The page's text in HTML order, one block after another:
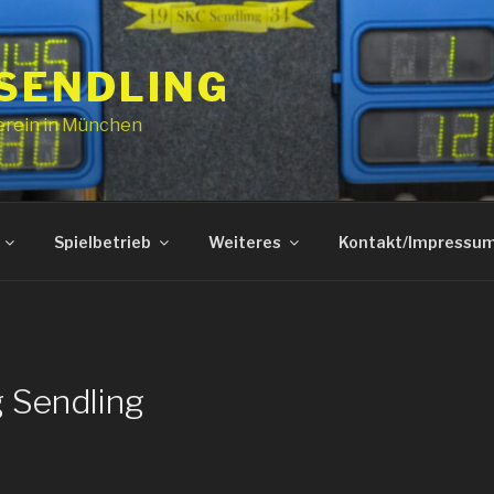
in München
Spielbetrieb Weiteres Kontakt/
Sendling